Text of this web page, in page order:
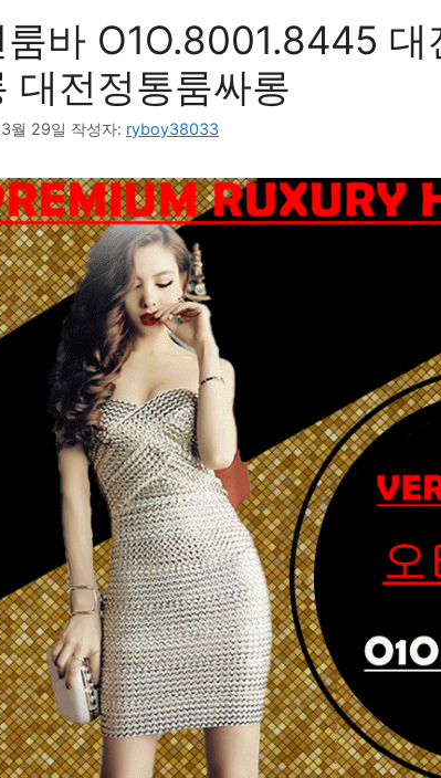
룸바 O1O.8001.8445 대
대전정통룸싸롱
월 29일 작성자: ryboy38033